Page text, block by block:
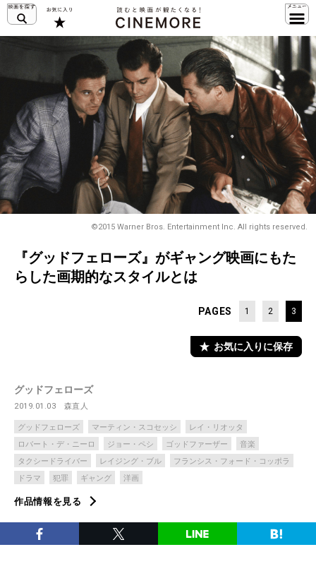
©2015 Warner Bros. Entertainment Inc. All rights reserved.
『グッドフェローズ』がギャング映画にもた
らした画期的なスタイルとは
PAGES 1 2 3
お気に入りに保存
グッドフェローズ
2019.01.03 森直人
グッドフェローズ マーティン・スコセッシ
レイ・リオッタ
ロバート・デ・ニーロ
ジョー・ペシ ゴッドファーザー
音楽
タクシードライバー
レイジング・ブル
フランシス・フォード・コッポラ
ドラマ
犯罪 ギャング 洋画
作品情報を見る